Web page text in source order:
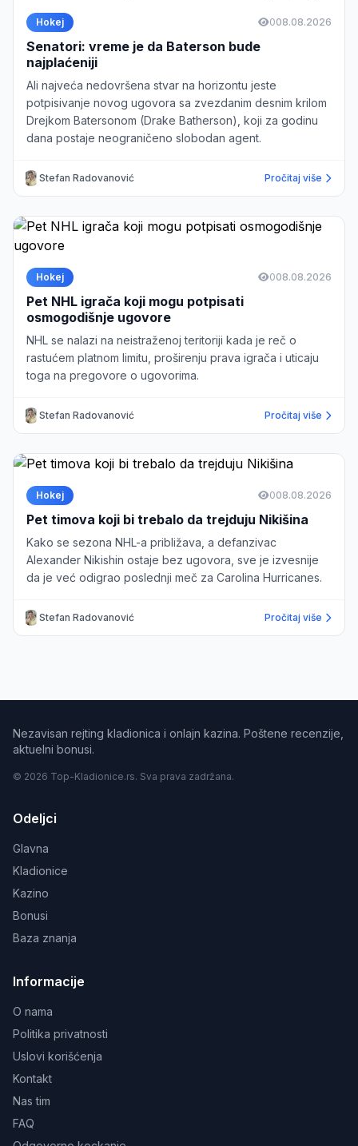
Hokej 008.08.2026
Senatori: vreme je da Baterson bude
najplaćeniji
Ali najveća nedovršena stvar na horizontu jeste
potpisivanje novog ugovora sa zvezdanim desnim krilom
Drejkom Batersonom (Drake Batherson), koji za godinu
dana postaje neograničeno slobodan agent.
Stefan Radovanović Pročitaj više
Hokej 008.08.2026
Pet NHL igrača koji mogu potpisati
osmogodišnje ugovore
NHL se nalazi na neistraženoj teritoriji kada je reč o
rastućem platnom limitu, proširenju prava igrača i uticaju
toga na pregovore o ugovorima.
Stefan Radovanović Pročitaj više
Hokej 008.08.2026
Pet timova koji bi trebalo da trejduju Nikišina
Kako se sezona NHL-a približava, a defanzivac
Alexander Nikishin ostaje bez ugovora, sve je izvesnije
da je već odigrao poslednji meč za Carolina Hurricanes.
Stefan Radovanović Pročitaj više
Nezavisan rejting kladionica i onlajn kazina. Poštene recenzije,
aktuelni bonusi.
© 2026 Top-Kladionice.rs. Sva prava zadržana.
Odeljci
Glavna
Kladionice
Kazino
Bonusi
Baza znanja
Informacije
O nama
Politika privatnosti
Uslovi korišćenja
Kontakt
Nas tim
FAQ